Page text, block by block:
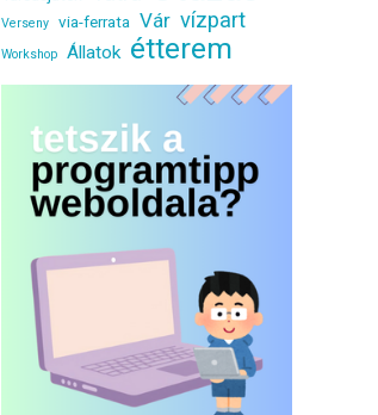
Verseny via-ferrata Vár vízpart
Workshop Állatok étterem